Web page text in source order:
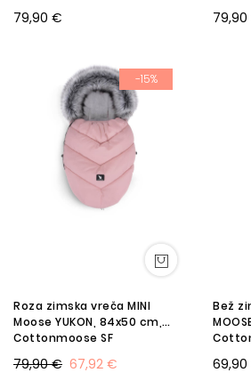
79,90 €
-15%
Roza zimska vreča MINI
Moose YUKON, 84x50 cm,
Cottonmoose SF
67,92 €
79,90 €
Bež